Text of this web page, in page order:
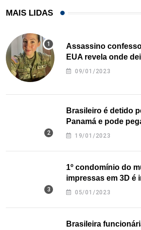
MAIS LIDAS
Assassino
EUA revela onde
09/01/2023
Brasileiro é detido
Panamá e pode
nos EUA
19/01/2023
1º condomínio do
impressas em 3D é
Texas
05/01/2023
Brasileira